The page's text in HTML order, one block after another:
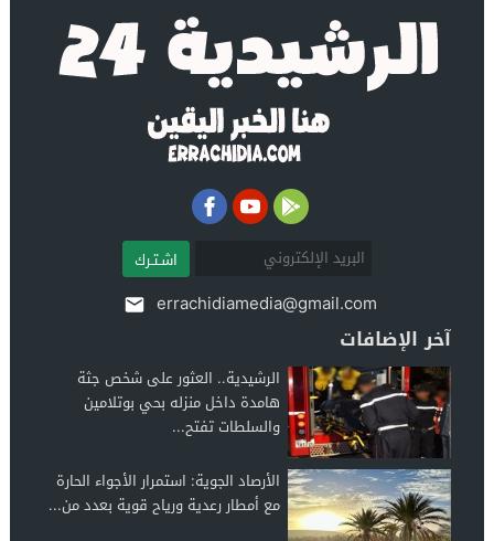
اشـتـرك
errachidiamedia@gmail.com
آخر الإضافات
الرشيدية.. العثور على شخص جثة
هامدة داخل منزله بحي بوتلامين
والسلطات تفتح...
الأرصاد الجوية: استمرار الأجواء الحارة
مع أمطار رعدية ورياح قوية بعدد من...